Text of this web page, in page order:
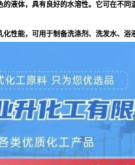
液体，具有良好的水溶性。它可在不
性能，可用于制备洗涤剂、洗发水、 浴